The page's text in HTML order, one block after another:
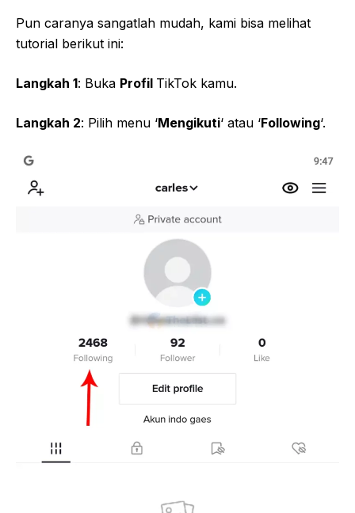
Pun caranya sangatlah mudah, kami bisa melihat
tutorial berikut ini:
Langkah 1: Buka Profil TikTok kamu.
Langkah 2: Pilih menu ‘Mengikuti‘ atau ‘Following‘.